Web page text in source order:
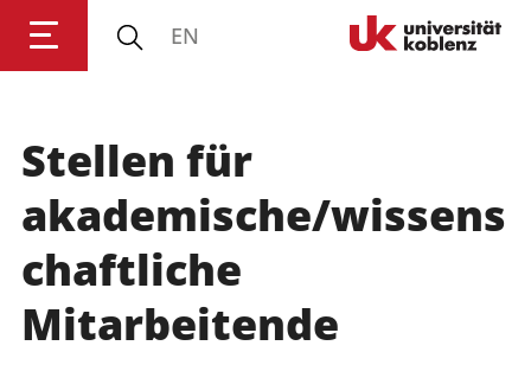
Forschung
Studium
Transfer
EN
Stellen für
akademische/wissens
chaftliche
Mitarbeitende